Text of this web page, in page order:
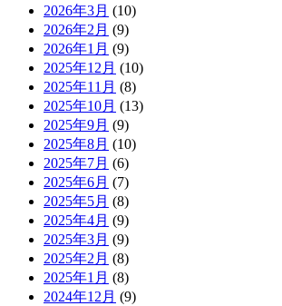
2026年3月 (10)
2026年2月 (9)
2026年1月 (9)
2025年12月 (10)
2025年11月 (8)
2025年10月 (13)
2025年9月 (9)
2025年8月 (10)
2025年7月 (6)
2025年6月 (7)
2025年5月 (8)
2025年4月 (9)
2025年3月 (9)
2025年2月 (8)
2025年1月 (8)
2024年12月 (9)